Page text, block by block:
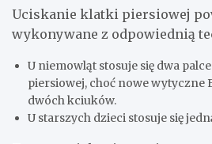
Uciskanie klatki piersiowej
wykonywane z odpowiednią
U niemowląt stosuje się dwa
piersiowej, choć nowe wytyczne
dwóch kciuków.
U starszych dzieci stosuje się